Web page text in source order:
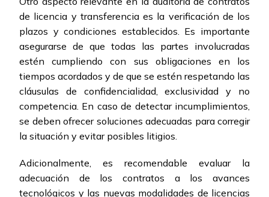
de licencia y transferencia es la verificación de los
plazos y condiciones establecidos. Es importante
asegurarse de que todas las partes involucradas
estén cumpliendo con sus obligaciones en los
tiempos acordados y de que se estén respetando las
cláusulas de confidencialidad, exclusividad y no
competencia. En caso de detectar incumplimientos,
se deben ofrecer soluciones adecuadas para corregir
la situación y evitar posibles litigios.
Adicionalmente, es recomendable evaluar la
adecuación de los contratos a los avances
tecnológicos y las nuevas modalidades de licencias